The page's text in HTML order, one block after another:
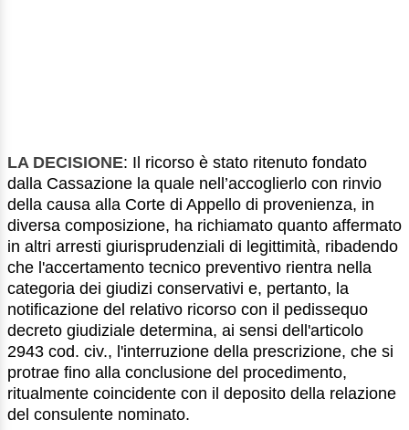
LA DECISIONE: Il ricorso è stato ritenuto fondato
dalla Cassazione la quale nell’accoglierlo con rinvio
della causa alla Corte di Appello di provenienza, in
diversa composizione, ha richiamato quanto affermato
in altri arresti giurisprudenziali di legittimità, ribadendo
che l'accertamento tecnico preventivo rientra nella
categoria dei giudizi conservativi e, pertanto, la
notificazione del relativo ricorso con il pedissequo
decreto giudiziale determina, ai sensi dell'articolo
2943 cod. civ., l'interruzione della prescrizione, che si
protrae fino alla conclusione del procedimento,
ritualmente coincidente con il deposito della relazione
del consulente nominato.